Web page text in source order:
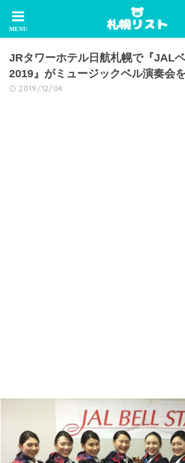
JRタワーホテル日航札幌で『JAL
2019』がミュージックベル演奏会
2019/12/04